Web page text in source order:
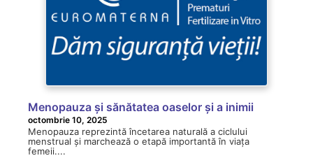
Menopauza și sănătatea oaselor și a inimii
octombrie 10, 2025
Menopauza reprezintă încetarea naturală a ciclului
menstrual și marchează o etapă importantă în viața
femeii....